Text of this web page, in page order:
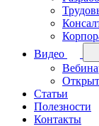
Видео
Статьи
Полезности
Контакты